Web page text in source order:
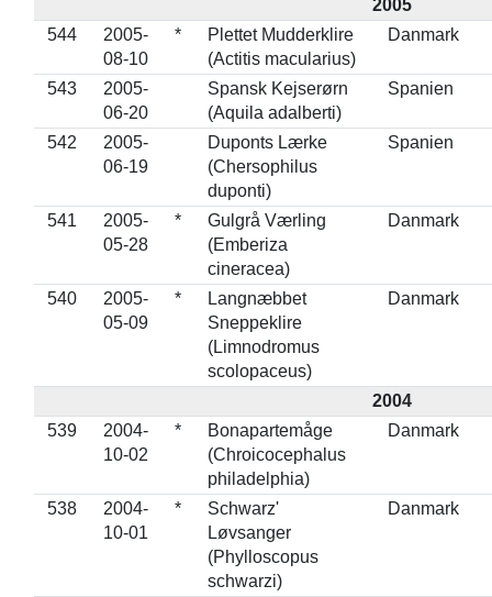
2005
544
2005-
08-10
*
Plettet Mudderklire
(Actitis macularius)
Danmark
543
2005-
06-20
Spansk Kejserørn
(Aquila adalberti)
Spanien
542
2005-
06-19
Duponts Lærke
(Chersophilus
duponti)
Spanien
541
2005-
05-28
*
Gulgrå Værling
(Emberiza
cineracea)
Danmark
540
2005-
05-09
*
Langnæbbet
Sneppeklire
(Limnodromus
scolopaceus)
Danmark
2004
539
2004-
10-02
*
Bonapartemåge
(Chroicocephalus
philadelphia)
Danmark
538
2004-
10-01
*
Schwarz'
Løvsanger
(Phylloscopus
schwarzi)
Danmark